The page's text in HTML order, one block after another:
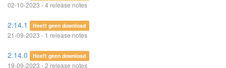
02-10-2023 - 4 release notes
2.14.1 Heeft geen download
21-09-2023 - 1 release notes
2.14.0 Heeft geen download
19-09-2023 - 2 release notes